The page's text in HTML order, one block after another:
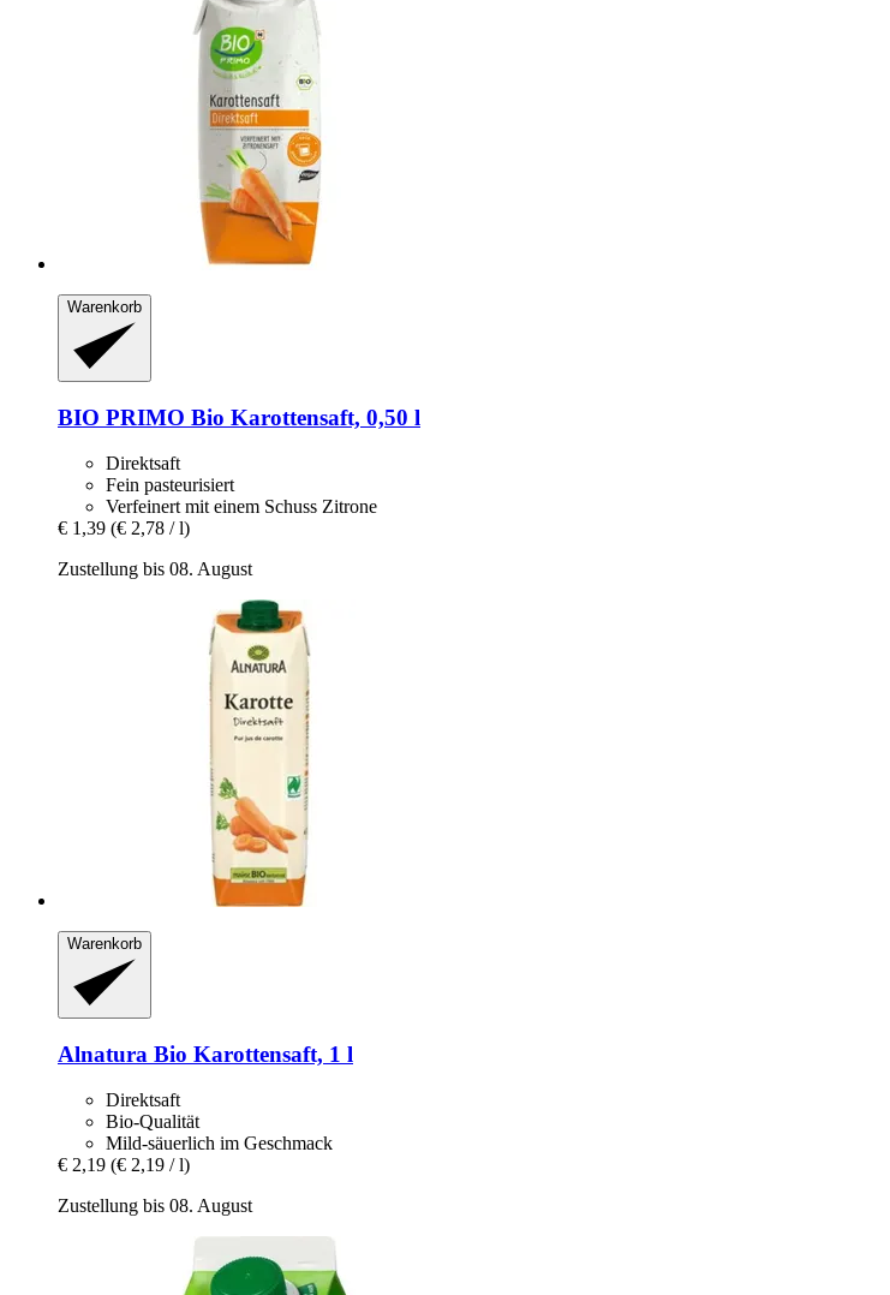
Warenkorb
BIO PRIMO Bio Karottensaft, 0,50 l
Direktsaft
Fein pasteurisiert
Verfeinert mit einem Schuss Zitrone
€ 1,39 (€ 2,78 / l)
Zustellung bis 08. August
Warenkorb
Alnatura Bio Karottensaft, 1 l
Direktsaft
Bio-Qualität
Mild-säuerlich im Geschmack
€ 2,19 (€ 2,19 / l)
Zustellung bis 08. August